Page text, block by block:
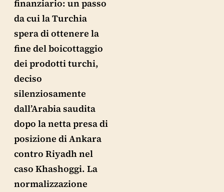
finanziario: un passo
da cui la Turchia
spera di ottenere la
fine del boicottaggio
dei prodotti turchi,
deciso
silenziosamente
dall’Arabia saudita
dopo la netta presa di
posizione di Ankara
contro Riyadh nel
caso Khashoggi. La
normalizzazione